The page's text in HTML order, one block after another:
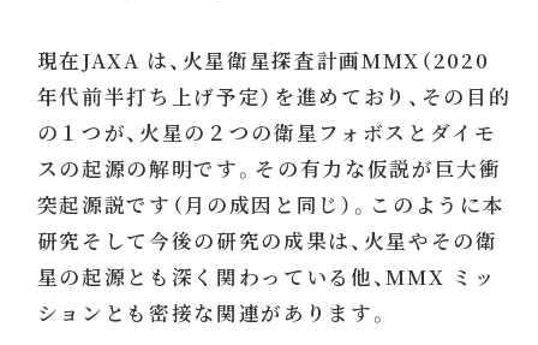
現在JAXA は、火星衛星探査計画MMX（2020
年代前半打ち上げ予定）を進めており、その目的
の１つが、火星の２つの衛星フォボスとダイモ
スの起源の解明です。その有力な仮説が巨大衝
突起源説です（月の成因と同じ）。このように本
研究そして今後の研究の成果は、火星やその衛
星の起源とも深く関わっている他、MMX ミッ
ションとも密接な関連があります。